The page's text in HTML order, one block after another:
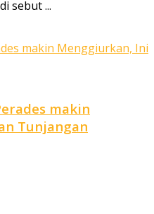
sebut ...
makin
Tunjangan